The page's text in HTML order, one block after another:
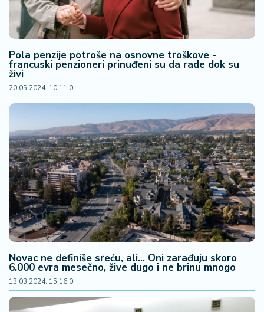
Pola penzije potroše na osnovne troškove -
francuski penzioneri prinuđeni su da rade dok su
živi
20.05.2024. 10:11|0
Novac ne definiše sreću, ali... Oni zarađuju skoro
6.000 evra mesečno, žive dugo i ne brinu mnogo
13.03.2024. 15:16|0